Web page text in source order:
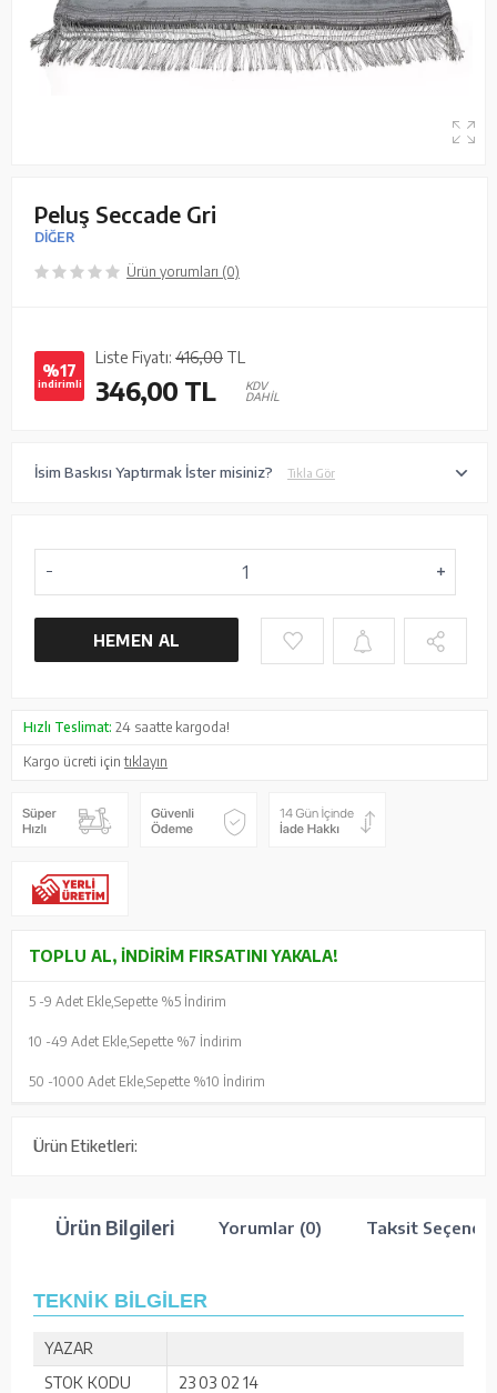
Peluş Seccade Gri
DİĞER
Ürün yorumları (0)
%17
indirimli
Liste Fiyatı: 416,00 TL
346,00 TL
KDV
DAHİL
İsim Baskısı Yaptırmak İster misiniz? Tıkla Gör
HEMEN AL
Hızlı Teslimat: 24 saatte kargoda!
Kargo ücreti içintıklayın
TOPLU AL, İNDIRIM FIRSATINI YAKALA!
5 -9 Adet Ekle, Sepette %5 İndirim
10 -49 Adet Ekle, Sepette %7 İndirim
50 -1000 Adet Ekle, Sepette %10 İndirim
Ürün Etiketleri:
Ürün Bilgileri Yorumlar (0) Taksit
TEKNİK BİLGİLER
YAZAR
STOK KODU
23 03 02 14